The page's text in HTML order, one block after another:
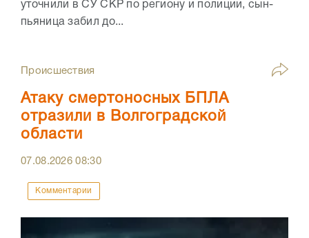
уточнили в СУ СКР по региону и полиции, сын-
пьяница забил до...
Происшествия
Атаку смертоносных БПЛА
отразили в Волгоградской
области
07.08.202608:30
Комментарии